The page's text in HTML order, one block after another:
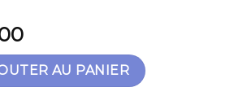
sacAU PANIER